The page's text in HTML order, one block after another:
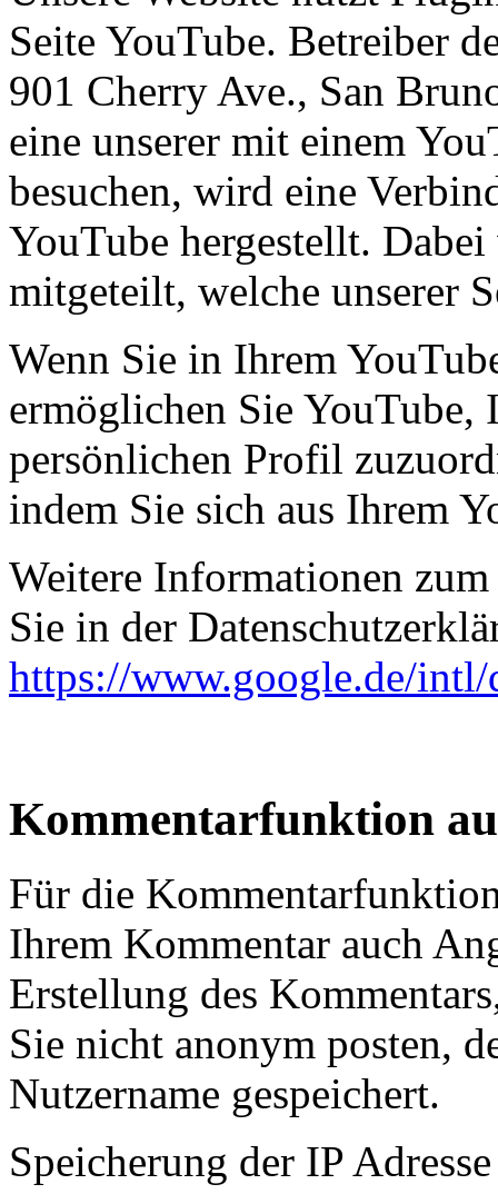
Seite YouTube. Betreiber
901 Cherry Ave., San
eine unserer mit einem
besuchen, wird eine
YouTube hergestellt.
mitgeteilt, welche unserer
Wenn Sie in Ihrem
ermöglichen Sie
persönlichen Profil
indem Sie sich aus Ihrem
Weitere Informationen
Sie in der
https://www.google.de/
Kommentarfunktion
Für die
Ihrem Kommentar auch
Erstellung des
Sie nicht anonym posten,
Nutzername gespeichert.
Speicherung der IP Adresse